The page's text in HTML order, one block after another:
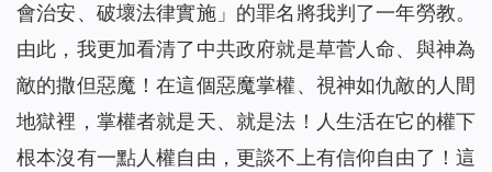
會治安、破壞法律實施」的罪名將我判了一年勞教。
由此，我更加看清了中共政府就是草菅人命、與神為
敵的撒但惡魔！在這個惡魔掌權、視神如仇敵的人間
地獄裡，掌權者就是天、就是法！人生活在它的權下
根本沒有一點人權自由，更談不上有信仰自由了！這